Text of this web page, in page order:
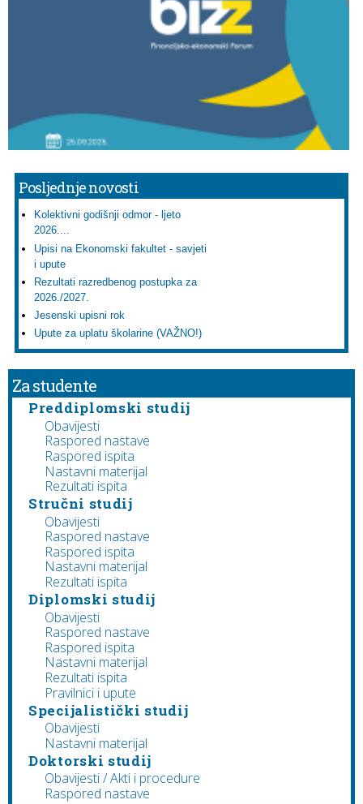
Posljednje novosti
Kolektivni godišnji odmor - ljeto
2026....
Upisi na Ekonomski fakultet - savjeti
i upute
Rezultati razredbenog postupka za
2026./2027.
Jesenski upisni rok
Upute za uplatu školarine (VAŽNO!)
Za studente
Preddiplomski studij
Obavijesti
Raspored nastave
Raspored ispita
Nastavni materijal
Rezultati ispita
Stručni studij
Obavijesti
Raspored nastave
Raspored ispita
Nastavni materijal
Rezultati ispita
Diplomski studij
Obavijesti
Raspored nastave
Raspored ispita
Nastavni materijal
Rezultati ispita
Pravilnici i upute
Specijalistički studij
Obavijesti
Nastavni materijal
Doktorski studij
Obavijesti / Akti i procedure
Raspored nastave